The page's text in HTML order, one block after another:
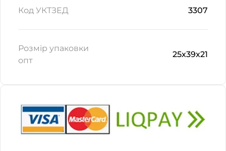
Код УКТЗЕД 3307
Розмір упаковки
опт
25х39х21